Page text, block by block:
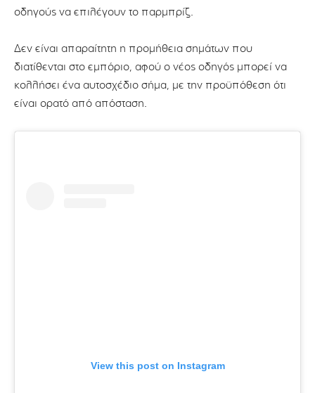
οδηγούς να επιλέγουν το παρμπρίζ.
Δεν είναι απαραίτητη η προμήθεια σημάτων που
διατίθενται στο εμπόριο, αφού ο νέος οδηγός μπορεί να
κολλήσει ένα αυτοσχέδιο σήμα, με την προϋπόθεση ότι
είναι ορατό από απόσταση.
View this post on Instagram